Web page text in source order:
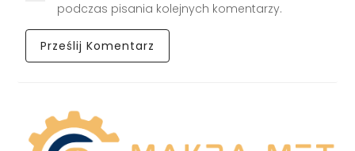
podczas pisania kolejnych komentarzy.